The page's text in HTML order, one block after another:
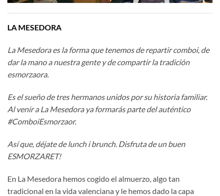
LA MESEDORA
La Mesedora es la forma que tenemos de repartir comboi, de
dar la mano a nuestra gente y de compartir la tradición
esmorzaora.
Es el sueño de tres hermanos unidos por su historia familiar.
Al venir a La Mesedora ya formarás parte del auténtico
#ComboiEsmorzaor.
Así que, déjate de lunch i brunch. Disfruta de un buen
ESMORZARET!
En La Mesedora hemos cogido el almuerzo, algo tan
tradicional en la vida valenciana y le hemos dado la capa